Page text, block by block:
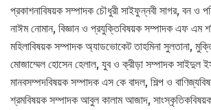
প্রকাশনাবিষয়ক সম্পাদক চৌধুরী সাইফুন্নবী সাগর, বন ও
নাঈম নোমান, বিজ্ঞান ও প্রযুক্তিবিষয়ক সম্পাদক এফ এম
মহিলাবিষয়ক সম্পাদক অ্যাডভোকেট তাহমিনা সুলতানা,
মোজাম্মেল হোসেন হেলাল, যুব ও ক্রীড়া সম্পাদক সাইদুল
মানবসম্পদবিষয়ক সম্পাদক এস কে বাদল, শিল্প ও
শ্রমবিষয়ক সম্পাদক আবুল কালাম আজাদ,